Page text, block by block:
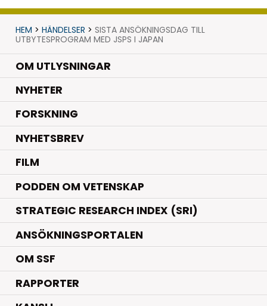
HEM > HÄNDELSER > SISTA ANSÖKNINGSDAG TILL
UTBYTESPROGRAM MED JSPS I JAPAN
OM UTLYSNINGAR
NYHETER.
FORSKNING.
NYHETSBREV
FILM
PODDEN OM VETENSKAP
STRATEGIC RESEARCH INDEX (SRI)
ANSÖKNINGSPORTALEN
OM SSF
RAPPORTER